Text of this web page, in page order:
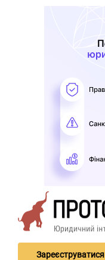
Зареєструватися